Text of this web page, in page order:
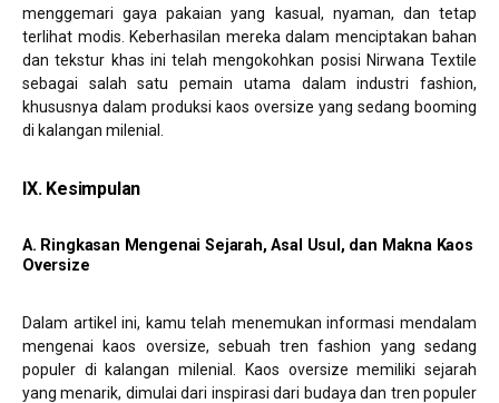
menggemari gaya pakaian yang kasual, nyaman, dan tetap
terlihat modis. Keberhasilan mereka dalam menciptakan bahan
dan tekstur khas ini telah mengokohkan posisi Nirwana Textile
sebagai salah satu pemain utama dalam industri fashion,
khususnya dalam produksi kaos oversize yang sedang booming
di kalangan milenial.
IX. Kesimpulan
A. Ringkasan Mengenai Sejarah, Asal Usul, dan Makna Kaos
Oversize
Dalam artikel ini, kamu telah menemukan informasi mendalam
mengenai kaos oversize, sebuah tren fashion yang sedang
populer di kalangan milenial. Kaos oversize memiliki sejarah
yang menarik, dimulai dari inspirasi dari budaya dan tren populer